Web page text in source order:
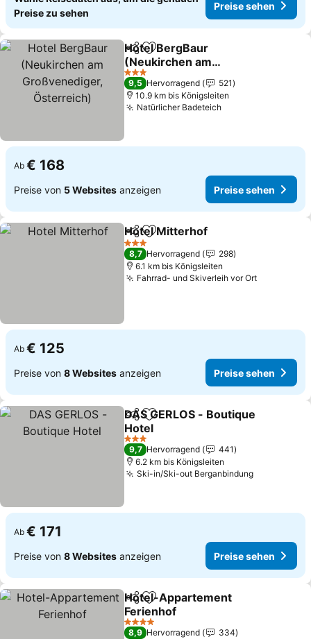
Preise zu sehen
Preise sehen
TeilenZu Favoriten hinzufügen
Hotel BergBaur
(Neukirchen am
Großvenediger,
Österreich)
Preise sehen
3 Sterne
9,5 Hervorragend
521
10.9 km bis Königsleiten
Natürlicher BadeteichPreise sehen
Ab € 168
Preise von 5 Websites anzeigen Preise sehen
TeilenZu Favoriten hinzufügen
Hotel Mitterhof
3 Sterne
8,7 Hervorragend
298
6.1 km bis Königsleiten
Fahrrad- und Skiverleih vor OrtPreise
Ab € 125
Preise von 8 Websites anzeigen Preise sehen
TeilenZu Favoriten hinzufügen
DAS GERLOS - Boutique
Hotel
Preise sehen
3 Sterne
9,7 Hervorragend
441
6.2 km bis Königsleiten
Ski-in/Ski-out BerganbindungPreise
Ab € 171
Preise von 8 Websites anzeigen Preise sehen
TeilenZu Favoriten hinzufügen
Hotel-Appartement
Ferienhof
Preise sehen
4 Sterne
8,9 Hervorragend
334